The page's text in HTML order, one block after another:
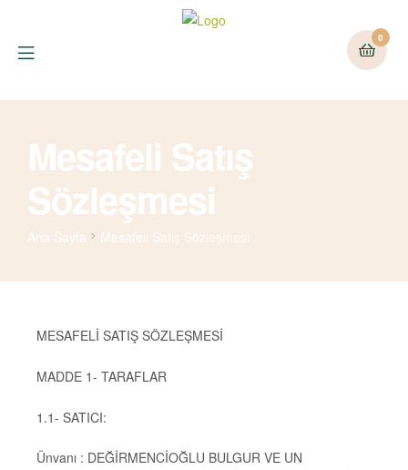
0
Mesafeli Satış
Sözleşmesi
Ana Sayfa Mesafeli Satış Sözleşmesi
MESAFELİ SATIŞ SÖZLEŞMESİ
MADDE 1- TARAFLAR
1.1- SATICI:
Ünvanı : DEĞİRMENCİOĞLU BULGUR VE UN